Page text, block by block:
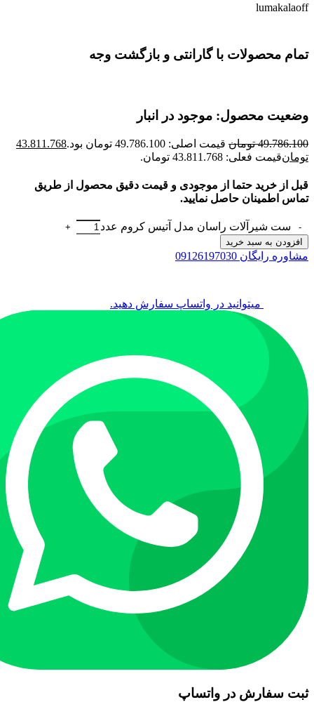
lumakalaoff
تمام محصولات با گارانتی و بازگشت وجه
وضعیت محصول: موجود در انبار
49.786.100 تومان قیمت اصلی: 49.786.100 تومان بود.
43.811.768
تومانقیمت فعلی: 43.811.768 تومان.
قبل از خرید حتما از موجودی و قیمت دقیق محصول از طریق
تماس اطمینان حاصل نمایید.
ست شیرآلات راسان مدل آتیس کروم عدد
افزودن به سبد خرید
مشاوره رایگان 09126197030
میتوانید در واتساپ سفارش دهید.
ثبت سفارش در واتساپ